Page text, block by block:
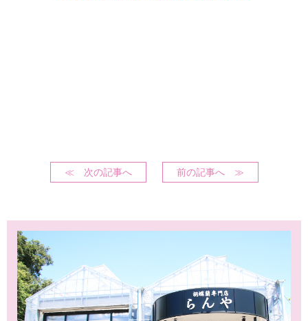
≪ 次の記事へ 前の記事へ ≫